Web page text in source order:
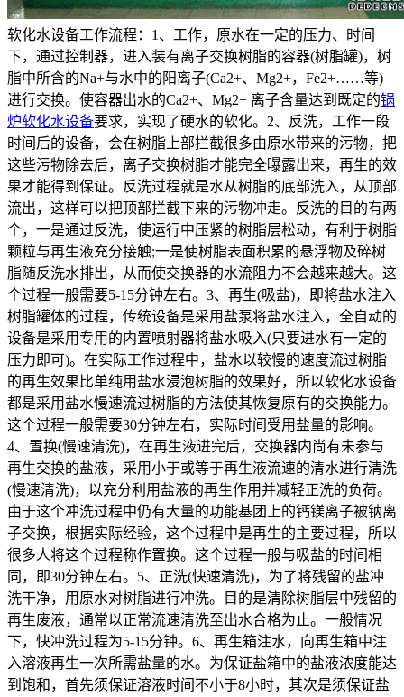
软化水设备工作流程：1、工作，原水在一定的压力、时间
下，通过控制器，进入装有离子交换树脂的容器(树脂罐)，树
脂中所含的Na+与水中的阳离子(Ca2+、Mg2+，Fe2+……等)
进行交换。使容器出水的Ca2+、Mg2+ 离子含量达到既定的锅
炉软化水设备要求，实现了硬水的软化。2、反洗，工作一段
时间后的设备，会在树脂上部拦截很多由原水带来的污物，把
这些污物除去后，离子交换树脂才能完全曝露出来，再生的效
果才能得到保证。反洗过程就是水从树脂的底部洗入，从顶部
流出，这样可以把顶部拦截下来的污物冲走。反洗的目的有两
个，一是通过反洗，使运行中压紧的树脂层松动，有利于树脂
颗粒与再生液充分接触;一是使树脂表面积累的悬浮物及碎树
脂随反洗水排出，从而使交换器的水流阻力不会越来越大。这
个过程一般需要5-15分钟左右。3、再生(吸盐)，即将盐水注入
树脂罐体的过程，传统设备是采用盐泵将盐水注入，全自动的
设备是采用专用的内置喷射器将盐水吸入(只要进水有一定的
压力即可)。在实际工作过程中，盐水以较慢的速度流过树脂
的再生效果比单纯用盐水浸泡树脂的效果好，所以软化水设备
都是采用盐水慢速流过树脂的方法使其恢复原有的交换能力。
这个过程一般需要30分钟左右，实际时间受用盐量的影响。
4、置换(慢速清洗)，在再生液进完后，交换器内尚有未参与
再生交换的盐液，采用小于或等于再生液流速的清水进行清洗
(慢速清洗)，以充分利用盐液的再生作用并减轻正洗的负荷。
由于这个冲洗过程中仍有大量的功能基团上的钙镁离子被钠离
子交换，根据实际经验，这个过程中是再生的主要过程，所以
很多人将这个过程称作置换。这个过程一般与吸盐的时间相
同，即30分钟左右。5、正洗(快速清洗)，为了将残留的盐冲
洗干净，用原水对树脂进行冲洗。目的是清除树脂层中残留的
再生废液，通常以正常流速清洗至出水合格为止。一般情况
下，快冲洗过程为5-15分钟。6、再生箱注水，向再生箱中注
入溶液再生一次所需盐量的水。为保证盐箱中的盐液浓度能达
到饱和，首先须保证溶液时间不小于8小时，其次是须保证盐